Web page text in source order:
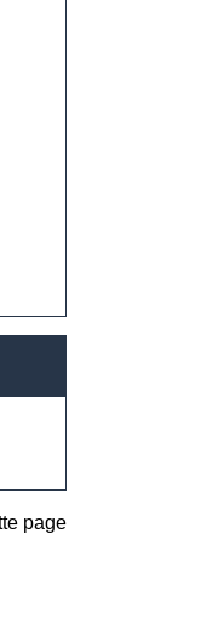
page